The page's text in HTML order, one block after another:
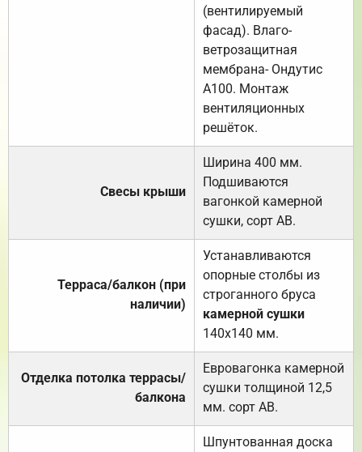
(вентилируемый
фасад). Влаго-
ветрозащитная
мембрана- Ондутис
А100. Монтаж
вентиляционных
решёток.
Свесы крыши
Ширина 400 мм.
Подшиваются
вагонкой камерной
сушки, сорт АВ.
Терраса/балкон (при
наличии)
Устанавливаются
опорные столбы из
строганного бруса
камерной сушки
140х140 мм.
Отделка потолка террасы/
балкона
Евровагонка камерной
сушки толщиной 12,5
мм. сорт АВ.
Шпунтованная доска